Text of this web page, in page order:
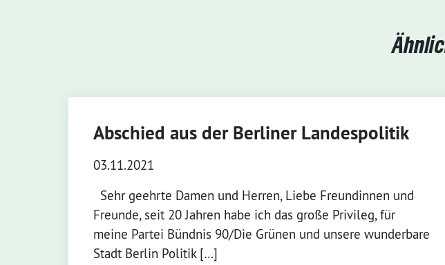
Abschied aus der Berliner Landespolitik
03.11.2021
Sehr geehrte Damen und Herren, Liebe Freundinnen und
Freunde, seit 20 Jahren habe ich das große Privileg, für
meine Partei Bündnis 90/Die Grünen und unsere wunderbare
Stadt Berlin Politik […]